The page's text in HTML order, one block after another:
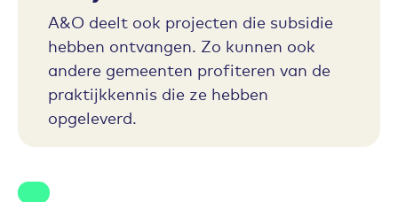
A&O deelt ook projecten die subsidie
hebben ontvangen. Zo kunnen ook
andere gemeenten profiteren van de
praktijkkennis die ze hebben
opgeleverd.